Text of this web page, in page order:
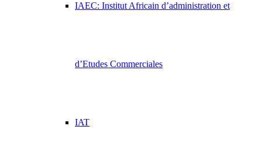
IAEC: Institut Africain d’administration et
d’Etudes Commerciales
IAT